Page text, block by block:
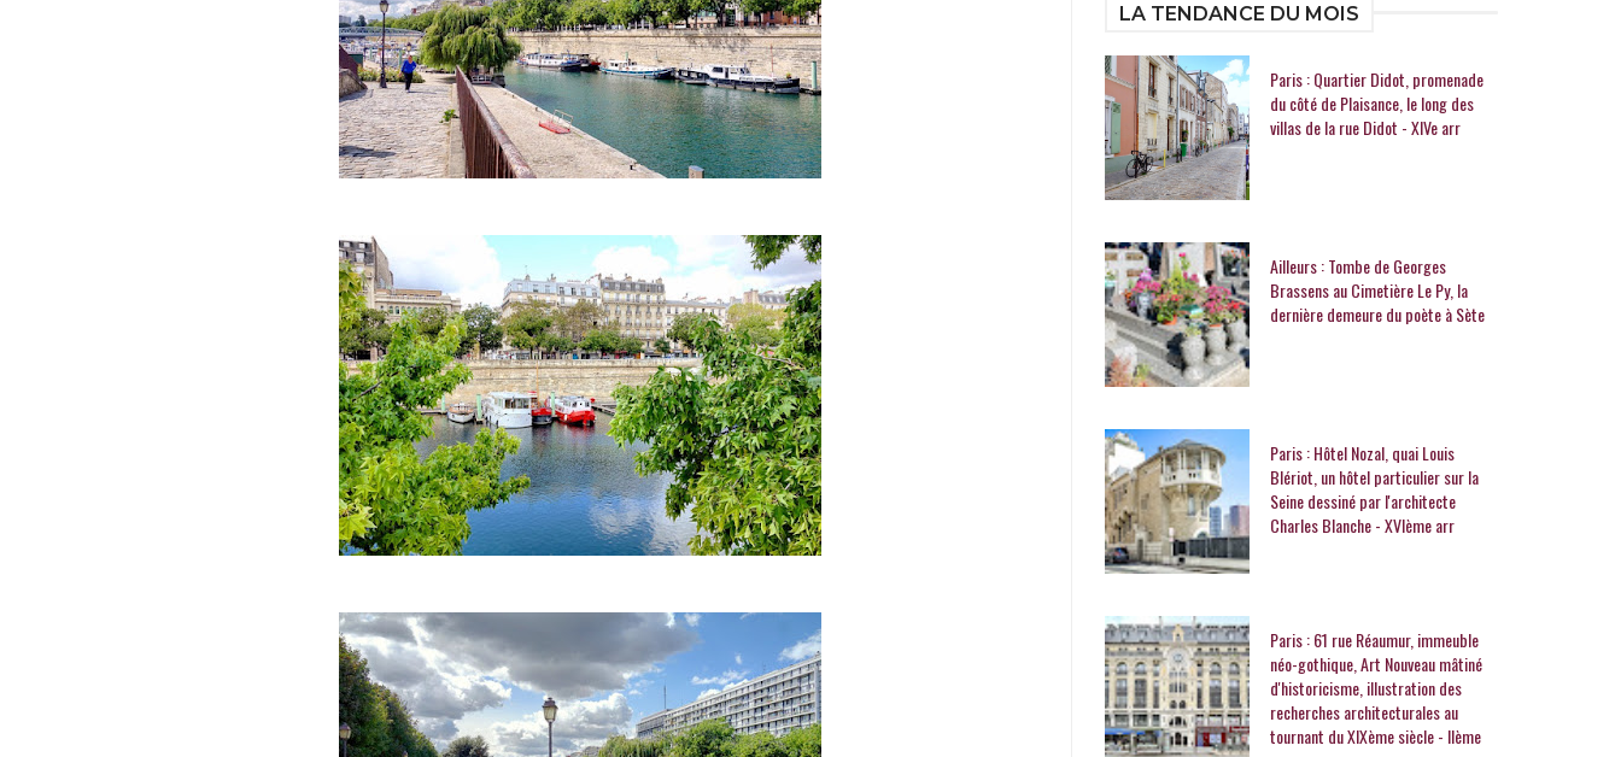
LA TENDANCE DU MOIS
Paris : Quartier Didot, promenade
du côté de Plaisance, le long des
villas de la rue Didot - XIVe arr
Ailleurs : Tombe de Georges
Brassens au Cimetière Le Py, la
dernière demeure du poète à Sète
Paris : Hôtel Nozal, quai Louis
Blériot, un hôtel particulier sur la
Seine dessiné par l'architecte
Charles Blanche - XVIème arr
Paris : 61 rue Réaumur, immeuble
néo-gothique, Art Nouveau mâtiné
d'historicisme, illustration des
recherches architecturales au
tournant du XIXème siècle - IIème